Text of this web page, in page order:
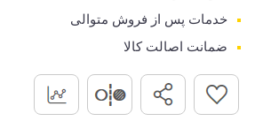
خدمات پس از فروش متوالی
ضمانت اصالت کالا